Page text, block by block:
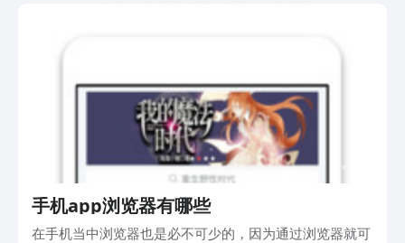
手机app浏览器有哪些
在手机当中浏览器也是必不可少的，因为通过浏览器就可